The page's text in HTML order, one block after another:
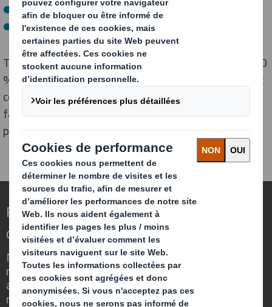
Kaysersberg (FR)
Kemsley (UK)
Tous nos produits finis en papier sont recyclables à 100
% et proviennent de sources durables. En investissant
continuellement dans les dernières technologies de
fabrication du papier, nous pouvons produire des
papiers de la plus haute qualité.
Repenser l’emballage pour un monde qui
change
Nous faisons la différence parce que
nous avons su voir en quoi l'emballage
avait un rôle important à jouer dans le
monde qui nous entoure.